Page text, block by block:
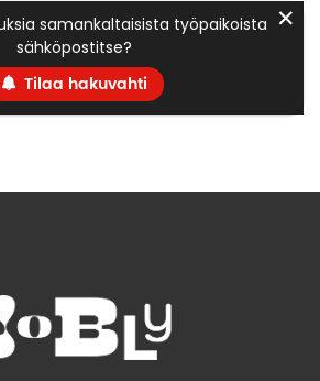
samankaltaisista työpaikoista
sähköpostitse?
Tilaa hakuvahti
✕